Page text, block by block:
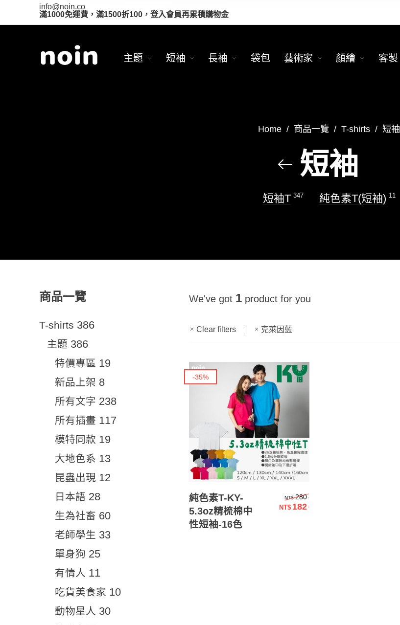
info@noin.co
滿1000免運費，滿1500折100，登入會員再累積購物金
主題 短袖 長袖 袋包 藝術家 顏繪 客製
Home / 商品一覽 / T-shirts / 短袖
短袖
短袖T 347 純色素T(短袖) 11
商品一覽
T-shirts 386
主題 386
特價專區 19
新品上架 8
所有文字 238
所有插畫 117
模特同款 19
大地色系 13
昆蟲出現 12
日本語 28
生為社畜 60
老師學生 33
單身狗 25
有情人 11
吃貨美食家 10
動物星人 30
We've got 1 product for you
Clear filters 克萊因藍
-35%
純色素T-KY-
5.3oz精梳棉中
性短袖-16色
NT$ 280.原始價格：NT$280.。
NT$ 182